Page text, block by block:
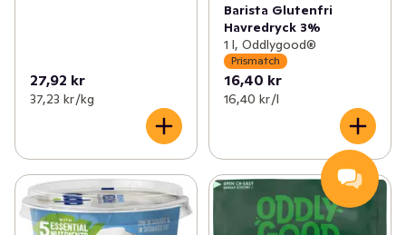
27,92 kr
37,23 kr /kg
Barista Glutenfri
Havredryck 3%
1 l, Oddlygood®
Prismatch
16,40 kr
16,40 kr /l